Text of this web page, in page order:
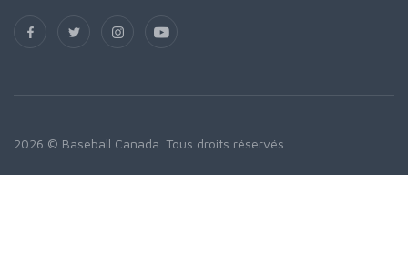
2026 © Baseball Canada. Tous droits réservés.